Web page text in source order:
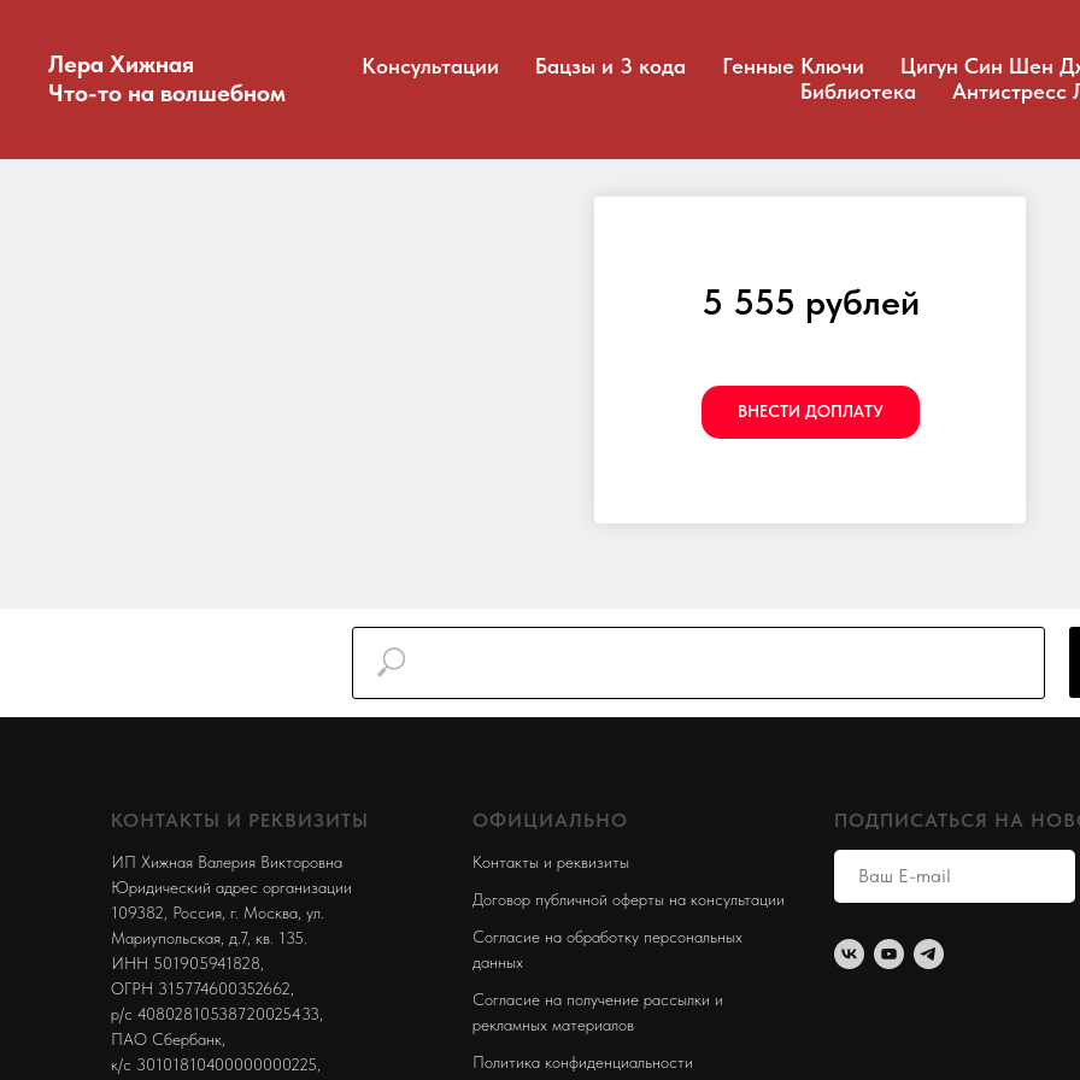
Лера Хижная
Что-то на волшебном
Консультации Бацзы и 3 кода Генные Ключи Цигун Син Шен
Библиотека
Антистресс
5 555 рублей
ВНЕСТИ ДОПЛАТУ
КОНТАКТЫ И РЕКВИЗИТЫ
ИП Хижная Валерия Викторовна
Юридический адрес организации
109382, Россия, г. Москва, ул.
Мариупольская, д.7, кв. 135.
ИНН 501905941828,
ОГРН 315774600352662,
р/с 40802810538720025433,
ПАО Сбербанк,
к/с 30101810400000000225,
ОФИЦИАЛЬНО
Контакты и реквизиты
Договор публичной оферты на консультации
Согласие на обработку персональных
данных
Согласие на получение рассылки и
рекламных материалов
Политика конфиденциальности
ПОДПИСАТЬСЯ НА